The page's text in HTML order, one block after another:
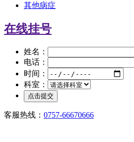
其他病症
在线挂号
姓名：
电话：
时间：
科室：
客服热线： 0757-66670666